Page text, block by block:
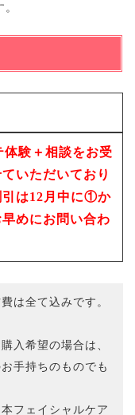
験＋相談をお受
いただいており
引は12月中に①か
めにお問い合わ
は全て込みです。
入希望の場合は、
手持ちのものでも
フェイシャルケア